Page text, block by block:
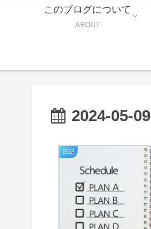
このブログについて
ABOUT
2024-05-09
日記